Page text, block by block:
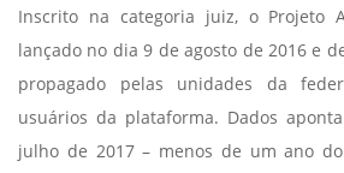
Inscrito na categoria juiz, o Projeto
lançado no dia 9 de agosto de 2016 e
propagado pelas unidades da
usuários da plataforma. Dados
julho de 2017 – menos de um ano